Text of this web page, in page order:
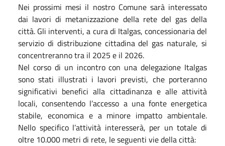
Nei prossimi mesi il nostro Comune sarà interessato
dai lavori di metanizzazione della rete del gas della
città. Gli interventi, a cura di Italgas, concessionaria del
servizio di distribuzione cittadina del gas naturale, si
concentreranno tra il 2025 e il 2026.
Nel corso di un incontro con una delegazione Italgas
sono stati illustrati i lavori previsti, che porteranno
significativi benefici alla cittadinanza e alle attività
locali, consentendo l’accesso a una fonte energetica
stabile, economica e a minore impatto ambientale.
Nello specifico l’attività interesserà, per un totale di
oltre 10.000 metri di rete, le seguenti vie della città: